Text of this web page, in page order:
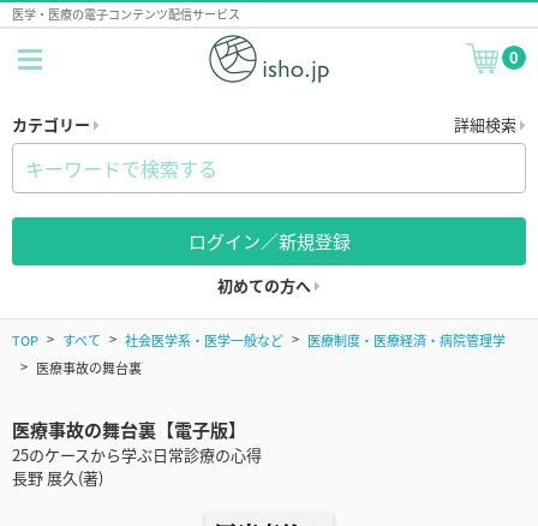
医学・医療の電子コンテンツ配信サービス
0
カテゴリー 詳細検索
ログイン／新規登録
初めての方へ
TOP すべて 社会医学系・医学一般など
医療制度・医療経済・病院管理学
医療事故の舞台裏
医療事故の舞台裏【電子版】
25のケースから学ぶ日常診療の心得
長野 展久(著)